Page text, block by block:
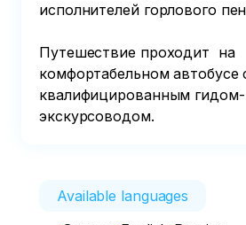
исполнителей горлового
Путешествие проходит  на
комфортабельном автобусе
квалифицированным гидом-
экскурсоводом.
Available languages